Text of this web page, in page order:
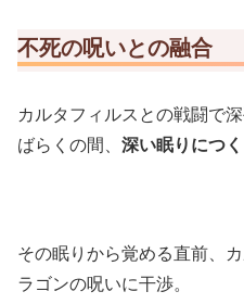
不死の呪いとの融合
カルタフィルスとの戦闘で
ばらくの間、 深い眠りにつく
その眠りから覚める直前、
ラゴンの呪いに干渉。